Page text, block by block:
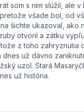
som s ním slúžil, ale
všade bol, od
šichte ukazoval,
otvoril a zátku
z toho
dnes už dávno
uzol. Stará
už história.